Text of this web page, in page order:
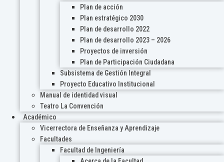
Plan de acción
Plan estratégico 2030
Plan de desarrollo 2022
Plan de desarrollo 2023 – 2026
Proyectos de inversión
Plan de Participación Ciudadana
Subsistema de Gestión Integral
Proyecto Educativo Institucional
Manual de identidad visual
Teatro La Convención
Académico
Vicerrectora de Enseñanza y Aprendizaje
Facultades
Facultad de Ingeniería